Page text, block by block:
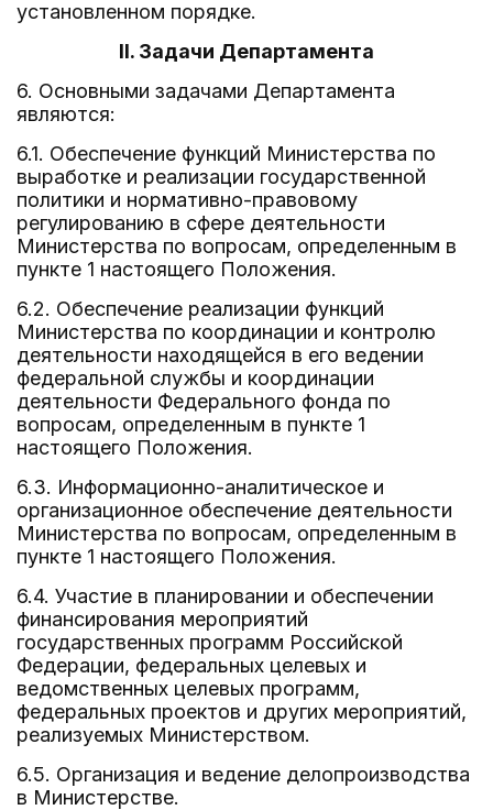
установленном порядке.
II. Задачи Департамента
6. Основными задачами Департамента
являются:
6.1. Обеспечение функций Министерства по
выработке и реализации государственной
политики и нормативно-правовому
регулированию в сфере деятельности
Министерства по вопросам, определенным в
пункте 1 настоящего Положения.
6.2. Обеспечение реализации функций
Министерства по координации и контролю
деятельности находящейся в его ведении
федеральной службы и координации
деятельности Федерального фонда по
вопросам, определенным в пункте 1
настоящего Положения.
6.3. Информационно-аналитическое и
организационное обеспечение деятельности
Министерства по вопросам, определенным в
пункте 1 настоящего Положения.
6.4. Участие в планировании и обеспечении
финансирования мероприятий
государственных программ Российской
Федерации, федеральных целевых и
ведомственных целевых программ,
федеральных проектов и других мероприятий,
реализуемых Министерством.
6.5. Организация и ведение делопроизводства
в Министерстве.